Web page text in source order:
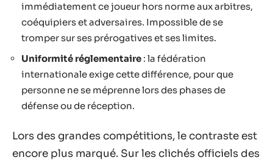
immédiatement ce joueur hors norme aux arbitres,
coéquipiers et adversaires. Impossible de se
tromper sur ses prérogatives et ses limites.
Uniformité réglementaire : la fédération
internationale exige cette différence, pour que
personne ne se méprenne lors des phases de
défense ou de réception.
Lors des grandes compétitions, le contraste est
encore plus marqué. Sur les clichés officiels des